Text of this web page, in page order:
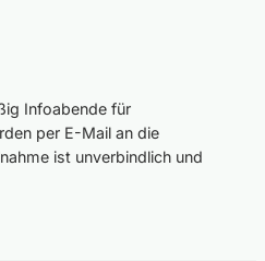
Infoabende für
per E-Mail an die
ist unverbindlich und